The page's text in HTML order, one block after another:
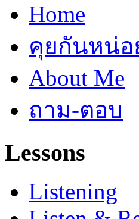
Home
คุยกันหน่อ
About Me
ถาม-ตอบ
Lessons
Listening